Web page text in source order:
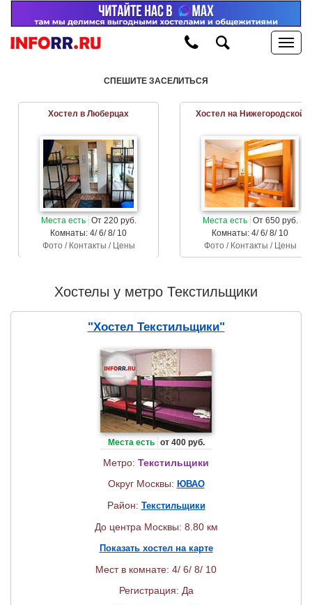
СПЕШИТЕ ЗАСЕЛИТЬСЯ
Хостел в Люберцах
Места есть От 220 руб.
Комнаты: 4/ 6/ 8/ 10
Фото / Контакты / Цены
Хостел на Нижегородской
Места есть От 650 руб.
Комнаты: 4/ 6/ 8/ 10
Фото / Контакты / Цены
Хостелы у метро Текстильщики
"Хостел Текстильщики"
Места есть от 400 руб.
Метро: Текстильщики
Округ Москвы: ЮВАО
Район: Текстильщики
До центра Москвы: 8.80 км
Показать хостел на карте
Мест в комнате: 4/ 6/ 8/ 10
Регистрация: Да